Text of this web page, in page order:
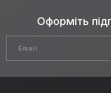
Оформіть